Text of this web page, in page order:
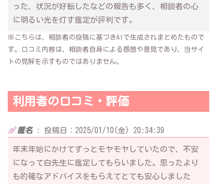
った、状況が好転したなどの報告も多く、相談者の心
に明るい光を灯す鑑定が評判です。
※こちらは、相談者の投稿に基づきAIで生成されまとめたもので
す。口コミ内容は、相談者自身による感想や意見であり、当サイ
トの見解を示すものではありません。
利用者の口コミ・評価
匿名: 投稿日：2025/01/10(金) 20:34:39
年末年始にかけてずっとモヤモヤしていたので、不安
になって白先生に鑑定してもらいました。思ったより
も的確なアドバイスをもらえてとても安心しました